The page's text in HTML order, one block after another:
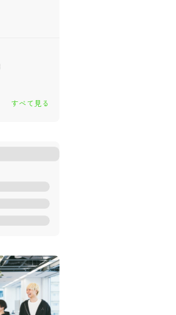
すべて見る